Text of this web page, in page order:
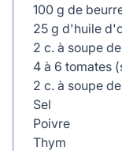
100 g de
25 g d'huile
2 c. à soupe
4 à 6 tomates
2 c. à soupe
Sel
Poivre
Thym